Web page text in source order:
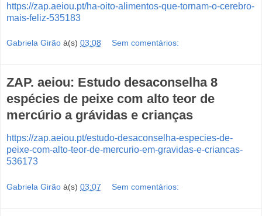
https://zap.aeiou.pt/ha-oito-alimentos-que-tornam-o-cerebro-
mais-feliz-535183
Gabriela Girão à(s) 03:08 Sem comentários:
ZAP. aeiou: Estudo desaconselha 8
espécies de peixe com alto teor de
mercúrio a grávidas e crianças
https://zap.aeiou.pt/estudo-desaconselha-especies-de-
peixe-com-alto-teor-de-mercurio-em-gravidas-e-criancas-
536173
Gabriela Girão à(s) 03:07 Sem comentários: